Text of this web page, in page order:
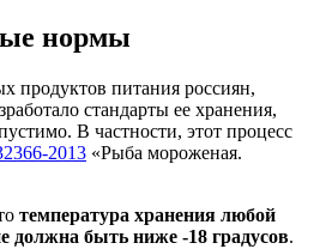
нормы
продуктов питания россиян,
стандарты ее хранения,
В частности, этот процесс
2013 «Рыба мороженая.
температура хранения любой
должна быть ниже -18 градусов.